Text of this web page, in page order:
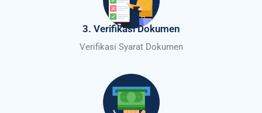
3. Verifikasi Dokumen
Verifikasi Syarat Dokumen